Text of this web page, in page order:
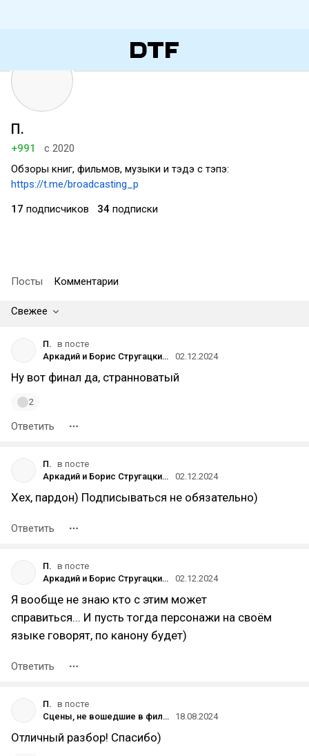
П.
+991
с 2020
Обзоры книг, фильмов, музыки и тэдэ с тэпэ:
https://t.me/broadcasting_p
17 подписчиков 34 подписки
Посты Комментарии
Свежее
П. в посте
Аркадий и Борис Стругацкие — Град обреченный: «Приходя – не радуйся. Уходя – не грусти»
02.12.2024
Ну вот финал да, странноватый
2
Ответить
П. в посте
Аркадий и Борис Стругацкие — Град обреченный: «Приходя – не радуйся. Уходя – не грусти»
02.12.2024
Хех, пардон) Подписываться не обязательно)
Ответить
П. в посте
Аркадий и Борис Стругацкие — Град обреченный: «Приходя – не радуйся. Уходя – не грусти»
02.12.2024
Я вообще не знаю кто с этим может
справиться... И пусть тогда персонажи на своём
языке говорят, по канону будет)
Ответить
П. в посте
Сцены, не вошедшие в фильм «День Сурка»
18.08.2024
Отличный разбор! Спасибо)